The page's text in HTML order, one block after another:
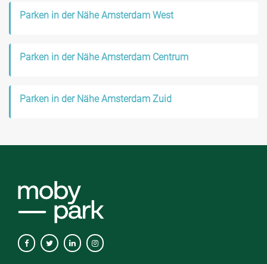
Parken in der Nähe Amsterdam West
Parken in der Nähe Amsterdam Centrum
Parken in der Nähe Amsterdam Zuid